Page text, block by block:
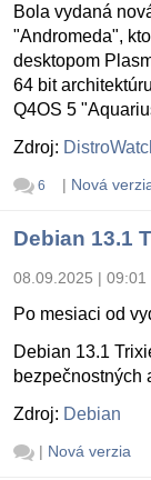
Bola vydaná
"Andromeda",
desktopom
64 bit
Q4OS 5
Zdroj:
6 | Nová
Debian 13.1
08.09.2025 | 09:01
Po mesiaci od
Debian 13.1
bezpečnostných
Zdroj: Debian
| Nová verzia